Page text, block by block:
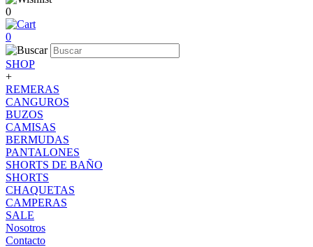
0
0
SHOP
+
REMERAS
CANGUROS
BUZOS
CAMISAS
BERMUDAS
PANTALONES
SHORTS DE BAÑO
SHORTS
CHAQUETAS
CAMPERAS
SALE
Nosotros
Contacto